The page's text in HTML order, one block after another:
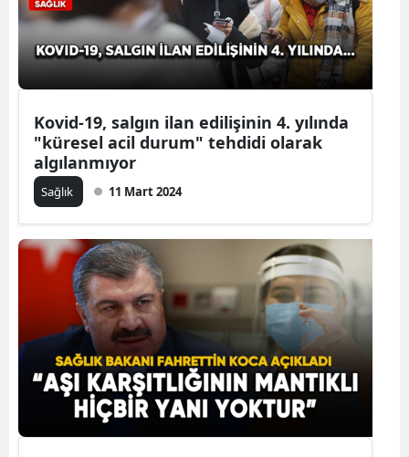
Kovid-19, salgın ilan edilişinin 4. yılında
"küresel acil durum" tehdidi olarak
algılanmıyor
Sağlık 11 Mart 2024